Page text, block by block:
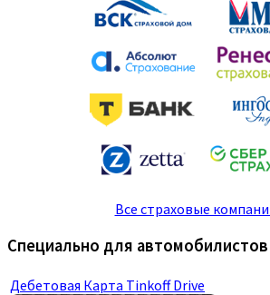
Все страховые
Специально для автомобилистов
Дебетовая Карта Tinkoff Drive